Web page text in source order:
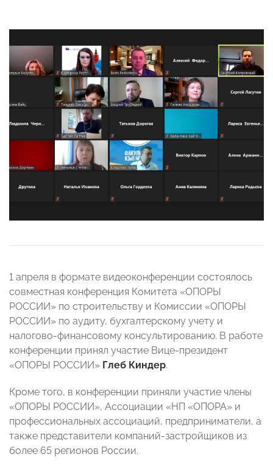
1 апреля в формате видеоконференции состоялось
совместная конференция Комитета «ОПОРЫ
РОССИИ» по строительству и Комиссии «ОПОРЫ
РОССИИ» по аудиту, бухгалтерскому учету и
налогово-финансовому консультированию. В работе
конференции принял участие Вице-президент
«ОПОРЫ РОССИИ» Глеб Киндер.
Кроме того, в конференции приняли участие члены
«ОПОРЫ РОССИИ», Ассоциации «НП «ОПОРА» и
профессиональных ассоциаций, предприниматели, а
также представители компаний-застройщиков из
более 65 регионов России.